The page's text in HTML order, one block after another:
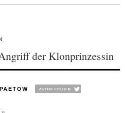
der Klonprinzessin